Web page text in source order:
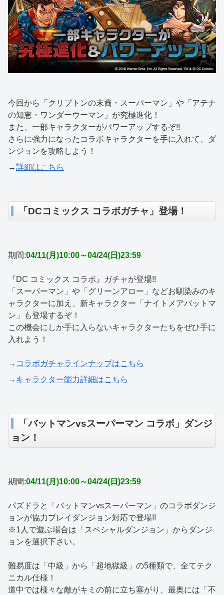
今回から「クリプトンの末裔・スーパーマン」や「アテナ
の知恵・ワンダーウーマン」が究極進化！
また、一部キャラクターがパワーアップするぞ!!
さらに強力になったコラボキャラクターを手に入れて、ダ
ンジョンを攻略しよう！
→詳細はこちら
「DCコミックス コラボガチャ」登場！
期間:04/11(月)10:00～04/24(日)23:59
『DC コミックス コラボ』ガチャが登場!!
「スーパーマン」や「グリーンアロー」などお馴染みのキ
ャラクターに加え、新キャラクター「ナイトメアバットマ
ン」も登場するぞ！
この機会にしか手に入らないキャラクターたちをぜひ手に
入れよう！
→ コラボガチャラインナップはこちら
→ キャラクター能力詳細はこちら
「バットマンvsスーパーマン コラボ」ダンジ
ョン！
期間:04/11(月)10:00～04/24(日)23:59
パズドラと「バットマンvsスーパーマン」のコラボダンジ
ョンが協力プレイダンジョン対応で登場!!
※1人で遊ぶ場合は「スペシャルダンジョン」からダンジ
ョンを選択下さい。
難易度は「中級」から「超地獄級」の5種類で、全てテク
ニカル仕様！
道中では様々な敵がキミの前に立ち塞がり、最奥には「不